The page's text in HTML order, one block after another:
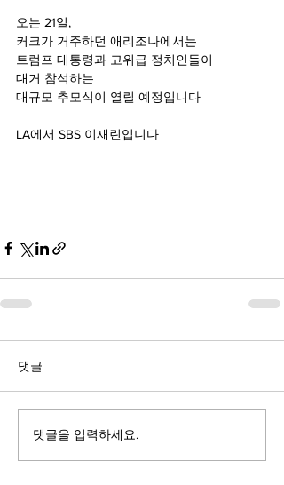
오는 21일,
커크가 거주하던 애리조나에서는
트럼프 대통령과 고위급 정치인들이
대거 참석하는
대규모 추모식이 열릴 예정입니다
LA에서 SBS 이재린입니다
댓글
댓글을 입력하세요.